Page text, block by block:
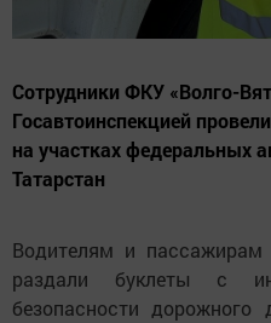
Сотрудники ФКУ «Волго-
Госавтоинспекцией
на участках федеральных
Татарстан
Водителям и пассажирам
раздали буклеты с
безопасности